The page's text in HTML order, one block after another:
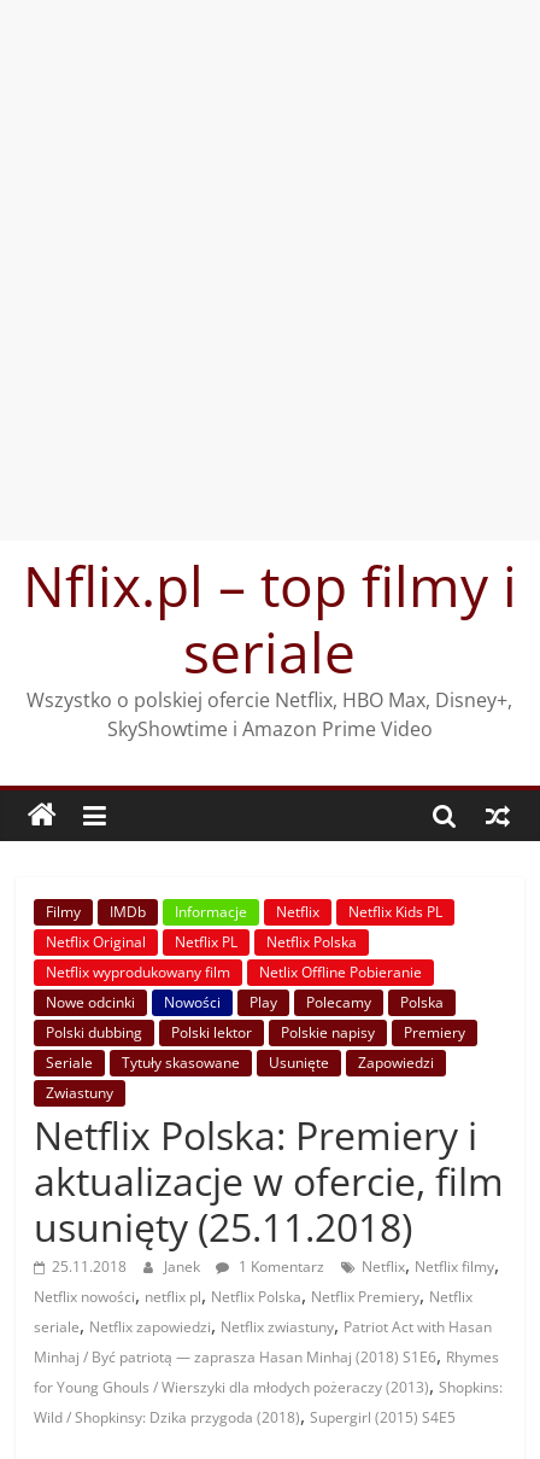
treściNflix.pl – top filmy i
seriale
Wszystko o polskiej ofercie Netflix, HBO Max, Disney+,
SkyShowtime i Amazon Prime Video
Filmy IMDb Informacje Netflix
Netflix Kids PL
Netflix Original
Netflix PL
Netflix Polska
Netflix wyprodukowany film
Netlix Offline Pobieranie
Nowe odcinki
Nowości Play Polecamy
Polska
Polski dubbing
Polski lektor Polskie napisy
Premiery
Seriale
Tytuły skasowane Usunięte
Zapowiedzi
Zwiastuny
Netflix Polska: Premiery i
aktualizacje w ofercie, film
usunięty (25.11.2018)
25.11.2018 Janek 1 Komentarz Netflix, Netflix filmy,
Netflix nowości, netflix pl, Netflix Polska, Netflix Premiery, Netflix
seriale, Netflix zapowiedzi, Netflix zwiastuny, Patriot Act with Hasan
Minhaj / Być patriotą — zaprasza Hasan Minhaj (2018) S1E6, Rhymes
for Young Ghouls / Wierszyki dla młodych pożeraczy (2013),Shopkins:
Wild / Shopkinsy: Dzika przygoda (2018),Supergirl (2015) S4E5